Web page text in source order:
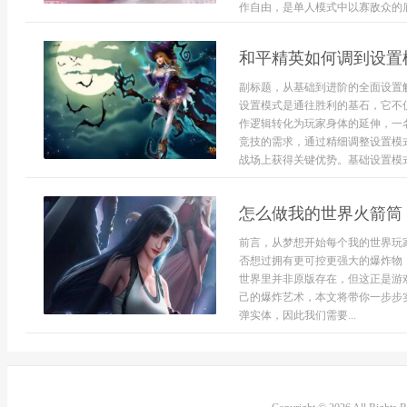
作自由，是单人模式中以寡敌众的
和平精英如何调到设
副标题，从基础到进阶的全面设
设置模式是通往胜利的基石，它
作逻辑转化为玩家身体的延伸，
竞技的需求，通过精细调整设置
战场上获得关键优势。基础设置模
怎么做我的世界火箭
前言，从梦想开始每个我的世界
否想过拥有更可控更强大的爆炸
世界里并非原版存在，但这正是
己的爆炸艺术，本文将带你一步
弹实体，因此我们需要...